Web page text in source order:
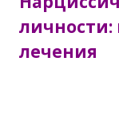
лечения